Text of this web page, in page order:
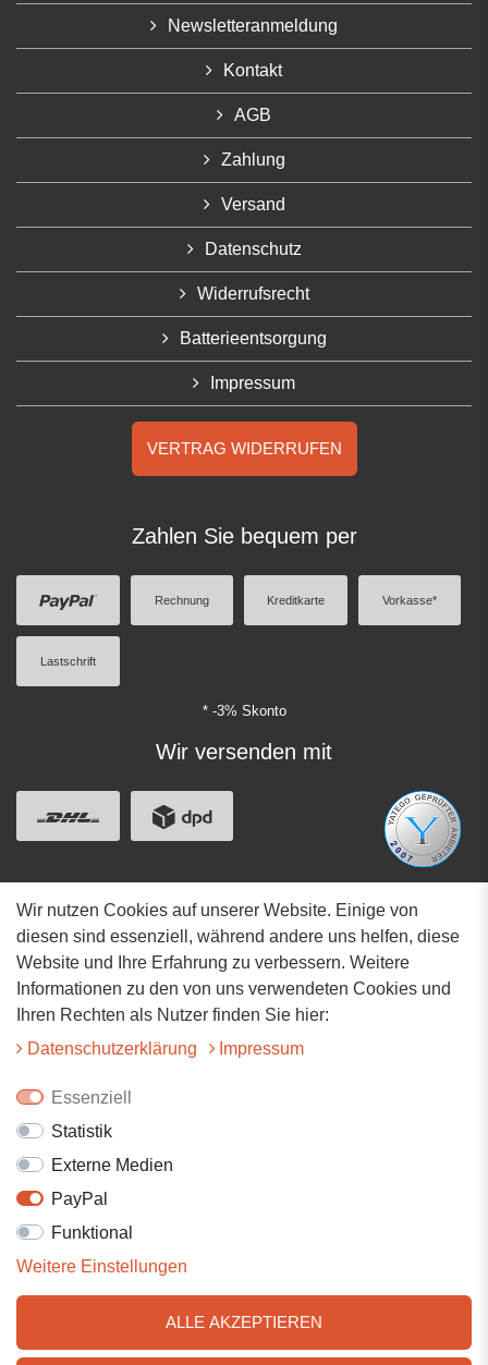
Newsletteranmeldung
Kontakt
AGB
Zahlung
Versand
Datenschutz
Widerrufsrecht
Batterieentsorgung
Impressum
VERTRAG WIDERRUFEN
Zahlen Sie bequem per
Rechnung Kreditkarte Vorkasse*
Lastschrift
* -3% Skonto
Wir versenden mit
Adresse
Hauptstrasse 34
73117 Wangen
07161-9566068
Wir nutzen Cookies auf unserer Website. Einige von
diesen sind essenziell, während andere uns helfen, diese
Website und Ihre Erfahrung zu verbessern. Weitere
Informationen zu den von uns verwendeten Cookies und
Ihren Rechten als Nutzer finden Sie hier:
Daten­schutz­erklärung
Impressum
Essenziell
Statistik
Externe Medien
PayPal
Funktional
Weitere Einstellungen
ALLE AKZEPTIEREN